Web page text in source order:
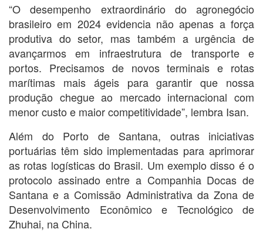
“O desempenho extraordinário do agronegócio
brasileiro em 2024 evidencia não apenas a força
produtiva do setor, mas também a urgência de
avançarmos em infraestrutura de transporte e
portos. Precisamos de novos terminais e rotas
marítimas mais ágeis para garantir que nossa
produção chegue ao mercado internacional com
menor custo e maior competitividade”, lembra Isan.
Além do Porto de Santana, outras iniciativas
portuárias têm sido implementadas para aprimorar
as rotas logísticas do Brasil. Um exemplo disso é o
protocolo assinado entre a Companhia Docas de
Santana e a Comissão Administrativa da Zona de
Desenvolvimento Econômico e Tecnológico de
Zhuhai, na China.